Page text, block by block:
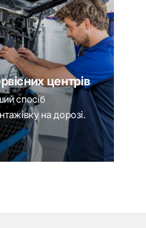
центрів
спосіб
на дорозі.